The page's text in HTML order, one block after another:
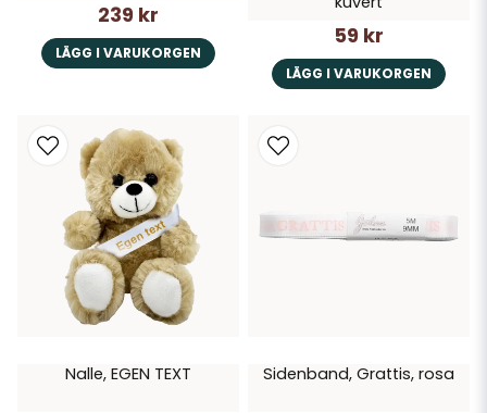
239 kr
LÄGG I VARUKORGEN
59 kr
LÄGG I VARUKORGEN
Nalle, EGEN TEXT Sidenband, Grattis, rosa